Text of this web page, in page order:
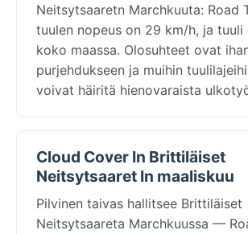
Neitsytsaaretn Marchkuuta: Road
tuulen nopeus on 29 km/h, ja tuuli
koko maassa. Olosuhteet ovat
purjehdukseen ja muihin
voivat häiritä hienovaraista
Cloud Cover In Brittiläiset
Neitsytsaaret In maaliskuu
Pilvinen taivas hallitsee Brittiläiset
Neitsytsaareta Marchkuussa —